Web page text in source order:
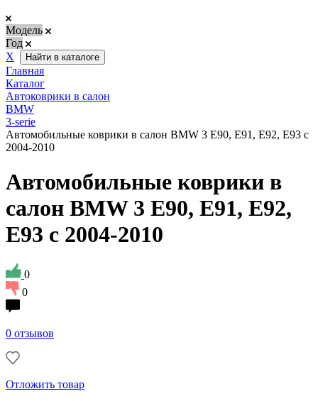
Модель
Год
Х
Найти в каталоге
Главная
Каталог
Автоковрики в салон
BMW
3-serie
Автомобильные коврики в салон BMW 3 Е90, Е91, Е92, Е93 c
2004-2010
Автомобильные коврики в
салон BMW 3 Е90, Е91, Е92,
Е93 c 2004-2010
0
0
0 отзывов
Отложить товар